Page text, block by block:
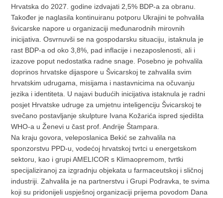
Hrvatska do 2027. godine izdvajati 2,5% BDP-a za obranu.
Također je naglasila kontinuiranu potporu Ukrajini te pohvalila
švicarske napore u organizaciji međunarodnih mirovnih
inicijativa. Osvrnuvši se na gospodarsku situaciju, istaknula je
rast BDP-a od oko 3,8%, pad inflacije i nezaposlenosti, ali i
izazove poput nedostatka radne snage. Posebno je pohvalila
doprinos hrvatske dijaspore u Švicarskoj te zahvalila svim
hrvatskim udrugama, misijama i nastavnicima na očuvanju
jezika i identiteta. U najavi budućih inicijativa istaknula je radni
posjet Hrvatske udruge za umjetnu inteligenciju Švicarskoj te
svečano postavljanje skulpture Ivana Kožarića ispred sjedišta
WHO-a u Ženevi u čast prof. Andrije Štampara.
Na kraju govora, veleposlanica Bekić se zahvalila na
sponzorstvu PPD-u, vodećoj hrvatskoj tvrtci u energetskom
sektoru, kao i grupi AMELICOR s Klimaopremom, tvrtki
specijaliziranoj za izgradnju objekata u farmaceutskoj i sličnoj
industriji. Zahvalila je na partnerstvu i Grupi Podravka, te svima
koji su pridonijeli uspješnoj organizaciji prijema povodom Dana